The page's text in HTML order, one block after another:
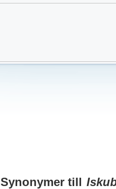
Synonymer till